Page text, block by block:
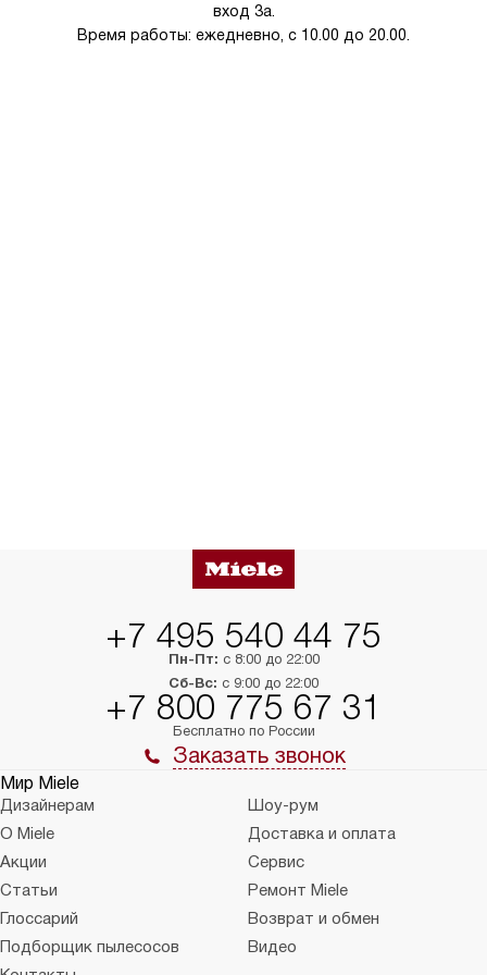
вход 3а.
Время работы: ежедневно, с 10.00 до 20.00.
+7 495 540 44 75
Пн-Пт: с 8:00 до 22:00
Сб-Вс: с 9:00 до 22:00
+7 800 775 67 31
Бесплатно по России
Заказать звонок
Мир Miele
Дизайнерам
Шоу-рум
О Miele
Доставка и оплата
Акции
Сервис
Статьи
Ремонт Miele
Глоссарий
Возврат и обмен
Подборщик пылесосов
Видео